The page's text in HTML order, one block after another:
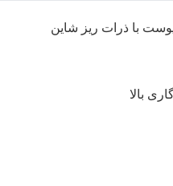
پوست با ذرات ریز شاین
بالا